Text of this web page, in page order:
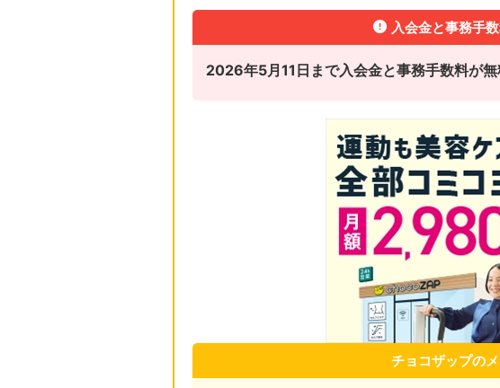
入会金と事務手
2026年5月11日まで入会金と事務手数料が
チョコザップの